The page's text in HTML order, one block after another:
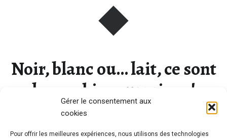
Gérer le consentement aux
cookies
Pour offrir les meilleures expériences, nous utilisons des technologies
Noir, blanc ou… lait, ce sont
les cookies surprises !
Voici une des recettes de biscuits préférées de mes